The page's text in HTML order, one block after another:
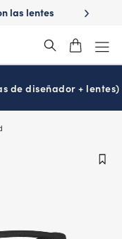
las lentes
¿Es
de diseñador + lentes)